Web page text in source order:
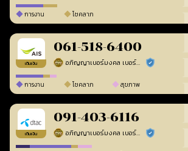
การงาน โชคลาภ
เติมเงิน
061-518-6400
อภิญญาเบอร์มงคล เบอร์สวยเลขศาสตร์ ร้านยืนยันแล้ว
การงาน โชคลาภ สุขภาพ
เติมเงิน
091-403-6116
อภิญญาเบอร์มงคล เบอร์สวยเลขศาสตร์ ร้านยืนยันแล้ว